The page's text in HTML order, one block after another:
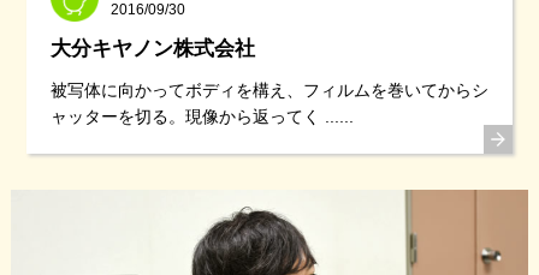
2016/09/30
大分キヤノン株式会社
被写体に向かってボディを構え、フィルムを巻いてからシ
ャッターを切る。現像から返ってく ......